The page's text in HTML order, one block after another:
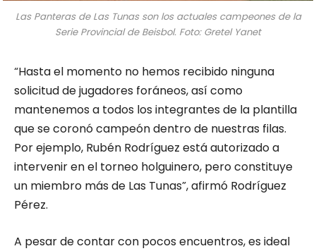
Las Panteras de Las Tunas son los actuales campeones de la
Serie Provincial de Beisbol. Foto: Gretel Yanet
“Hasta el momento no hemos recibido ninguna
solicitud de jugadores foráneos, así como
mantenemos a todos los integrantes de la plantilla
que se coronó campeón dentro de nuestras filas.
Por ejemplo, Rubén Rodríguez está autorizado a
intervenir en el torneo holguinero, pero constituye
un miembro más de Las Tunas”, afirmó Rodríguez
Pérez.
A pesar de contar con pocos encuentros, es ideal